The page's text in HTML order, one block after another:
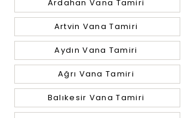
Ardahan Vana Tamiri
Artvin Vana Tamiri
Aydın Vana Tamiri
Ağrı Vana Tamiri
Balıkesir Vana Tamiri